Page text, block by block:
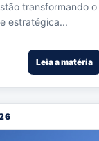
transformando o
estratégica...
Leia a matéria